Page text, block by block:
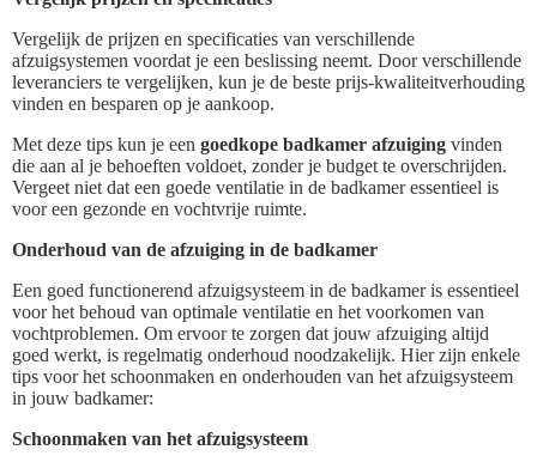
Vergelijk de prijzen en specificaties van verschillende
afzuigsystemen voordat je een beslissing neemt. Door verschillende
leveranciers te vergelijken, kun je de beste prijs-kwaliteitverhouding
vinden en besparen op je aankoop.
Met deze tips kun je een goedkope badkamer afzuiging vinden
die aan al je behoeften voldoet, zonder je budget te overschrijden.
Vergeet niet dat een goede ventilatie in de badkamer essentieel is
voor een gezonde en vochtvrije ruimte.
Onderhoud van de afzuiging in de badkamer
Een goed functionerend afzuigsysteem in de badkamer is essentieel
voor het behoud van optimale ventilatie en het voorkomen van
vochtproblemen. Om ervoor te zorgen dat jouw afzuiging altijd
goed werkt, is regelmatig onderhoud noodzakelijk. Hier zijn enkele
tips voor het schoonmaken en onderhouden van het afzuigsysteem
in jouw badkamer:
Schoonmaken van het afzuigsysteem